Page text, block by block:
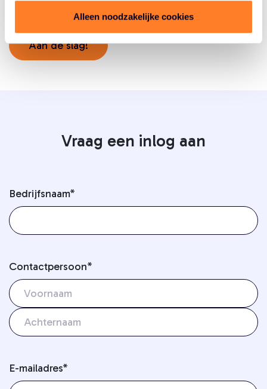
Alleen noodzakelijke cookies
Aan de slag!
Vraag een inlog aan
Bedrijfsnaam*
Contactpersoon*
E-mailadres*